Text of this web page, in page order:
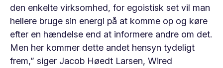
den enkelte virksomhed, for egoistisk set vil man
hellere bruge sin energi på at komme op og køre
efter en hændelse end at informere andre om det.
Men her kommer dette andet hensyn tydeligt
frem,” siger Jacob Høedt Larsen, Wired